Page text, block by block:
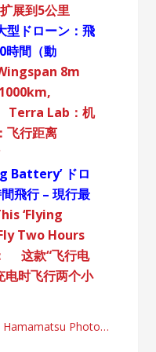
展到5公里
型ドローン：飛
時間（動
8m
Terra Lab：机
飞行距离
Battery’ ドロ
飛行 – 現行最
‘Flying
Two Hours
这款“飞行电
电时飞行两个小
Hamamatsu Photonics: 従来製品より3.5倍の高出力レーザー！ laser à rendement 3,5 fois plus élevé que les produits conventionnels ! Laser mit 3,5-fach höherer Leistung als herkömmliche Produkte! 3.5 times higher output laser than conventional products! 激光輸出比傳統產品高 3.5 倍！